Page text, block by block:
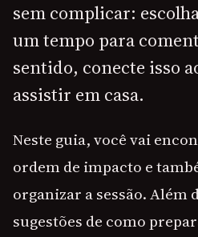
sem complicar:
um tempo para
sentido, conecte isso
assistir em casa.
Neste guia, você vai
ordem de impacto e
organizar a sessão. Além
sugestões de como